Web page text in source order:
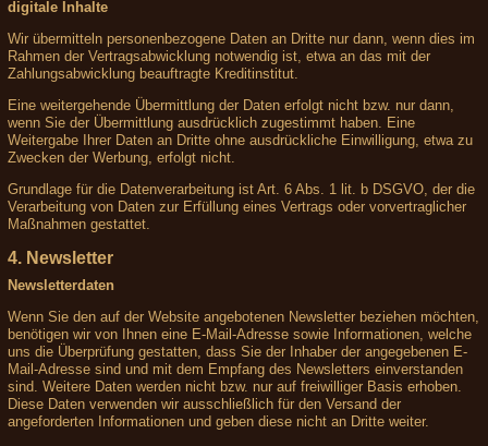
digitale Inhalte
Wir übermitteln personenbezogene Daten an Dritte nur dann, wenn dies im
Rahmen der Vertragsabwicklung notwendig ist, etwa an das mit der
Zahlungsabwicklung beauftragte Kreditinstitut.
Eine weitergehende Übermittlung der Daten erfolgt nicht bzw. nur dann,
wenn Sie der Übermittlung ausdrücklich zugestimmt haben. Eine
Weitergabe Ihrer Daten an Dritte ohne ausdrückliche Einwilligung, etwa zu
Zwecken der Werbung, erfolgt nicht.
Grundlage für die Datenverarbeitung ist Art. 6 Abs. 1 lit. b DSGVO, der die
Verarbeitung von Daten zur Erfüllung eines Vertrags oder vorvertraglicher
Maßnahmen gestattet.
4. Newsletter
Newsletterdaten
Wenn Sie den auf der Website angebotenen Newsletter beziehen möchten,
benötigen wir von Ihnen eine E-Mail-Adresse sowie Informationen, welche
uns die Überprüfung gestatten, dass Sie der Inhaber der angegebenen E-
Mail-Adresse sind und mit dem Empfang des Newsletters einverstanden
sind. Weitere Daten werden nicht bzw. nur auf freiwilliger Basis erhoben.
Diese Daten verwenden wir ausschließlich für den Versand der
angeforderten Informationen und geben diese nicht an Dritte weiter.